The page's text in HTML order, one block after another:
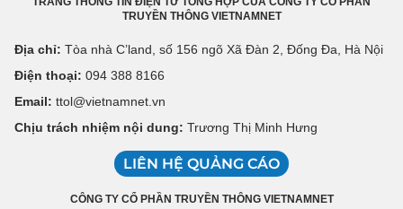
TRUYỀN THÔNG VIETNAMNET
Địa chỉ: Tòa nhà C’land, số 156 ngõ Xã Đàn 2, Đống Đa, Hà Nội
Điện thoại: 094 388 8166
Email: ttol@vietnamnet.vn
Chịu trách nhiệm nội dung: Trương Thị Minh Hưng
LIÊN HỆ QUẢNG CÁO
CÔNG TY CỔ PHẦN TRUYỀN THÔNG VIETNAMNET